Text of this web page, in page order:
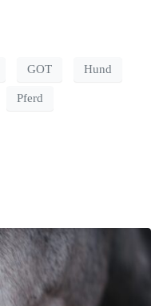
GOT Hund
Pferd